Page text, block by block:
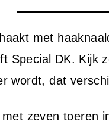
met
Special DK. Kijk
wordt, dat
zeven toeren